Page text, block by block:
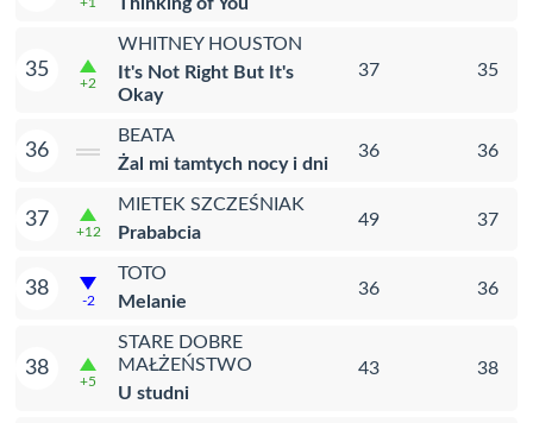
35
+2
WHITNEY HOUSTON
It's Not Right But It's
Okay
37 35
36
BEATA
Żal mi tamtych nocy i dni
36 36
37
+12
MIETEK SZCZEŚNIAK
Prababcia
49 37
38
-2
TOTO
Melanie
36 36
38
+5
STARE DOBRE
MAŁŻEŃSTWO
U studni
43 38